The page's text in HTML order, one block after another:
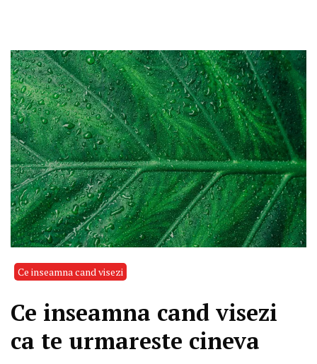
Ce inseamna cand visezi
Ce inseamna cand visezi
ca te urmareste cineva